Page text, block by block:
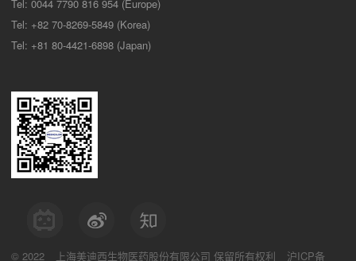
Tel: 0044 7790 816 954 (Europe)
Tel: +82 70-8269-5849 (Korea)
Tel: +81 80-4421-6898 (Japan)
© 2022 上海美迪西生物医药股份有限公司 保留所有权利 沪ICP备